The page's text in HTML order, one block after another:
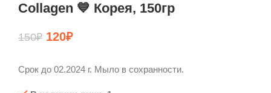
Collagen 💙 Корея, 150гр
150₽ 120₽
Срок до 02.2024 г. Мыло в сохранности.